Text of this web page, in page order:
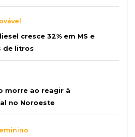
cresce 32% em MS e
de litros
morre ao reagir à
no Noroeste